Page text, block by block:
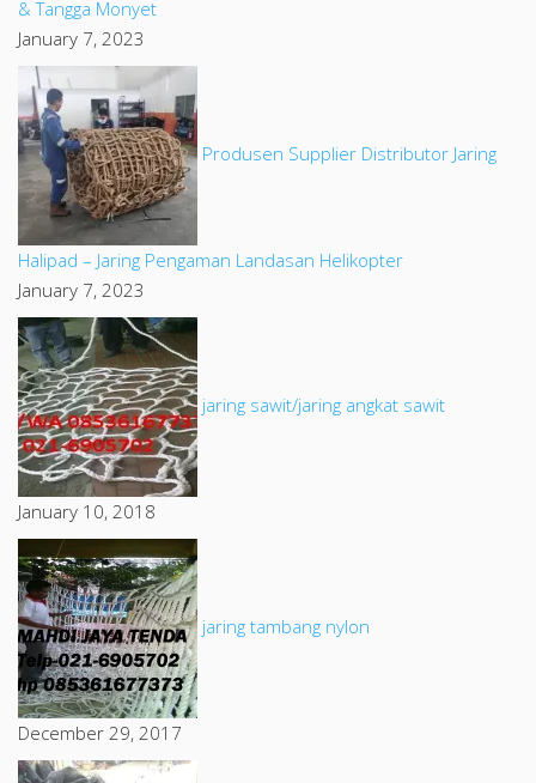
& Tangga Monyet
January 7, 2023
Produsen Supplier Distributor Jaring
Halipad – Jaring Pengaman Landasan Helikopter
January 7, 2023
jaring sawit/jaring angkat sawit
January 10, 2018
jaring tambang nylon
December 29, 2017